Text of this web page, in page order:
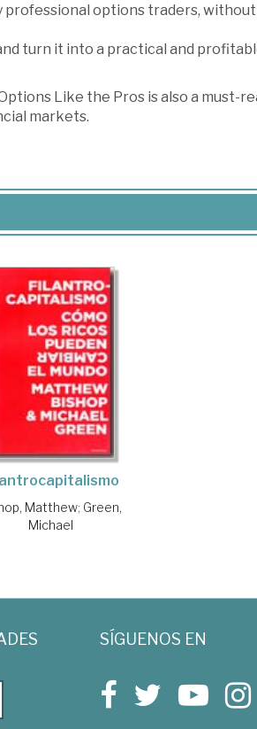
professional options traders,
turn it into a practical and
Like the Pros is also a must-
markets.
Matthew; Green,
Michael
SÍGUENOS EN